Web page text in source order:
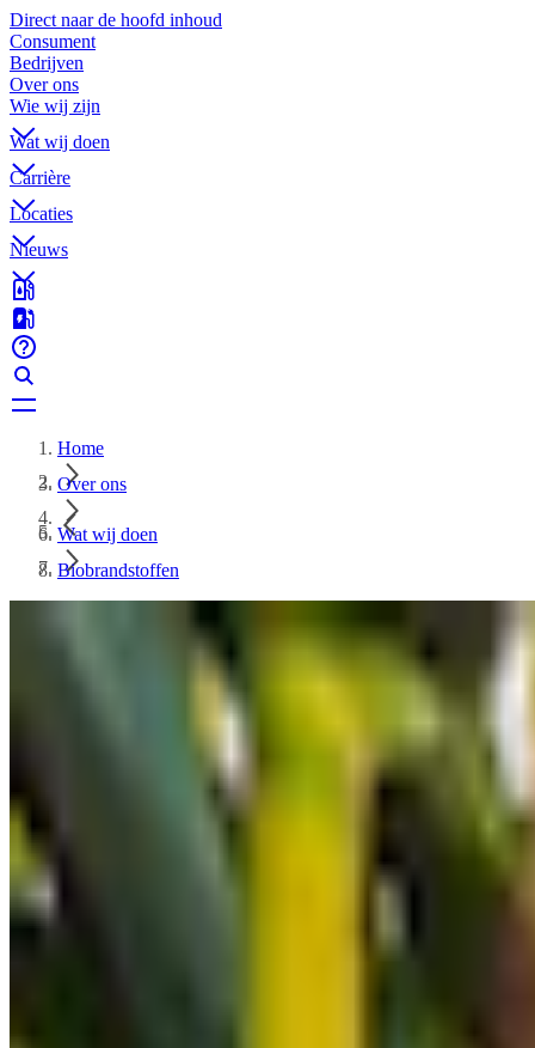
Direct naar de hoofd inhoud
Consument
Bedrijven
Over ons
Wie wij zijn
Wat wij doen
Carrière
Locaties
Nieuws
Home
Over ons
Wat wij doen
Biobrandstoffen